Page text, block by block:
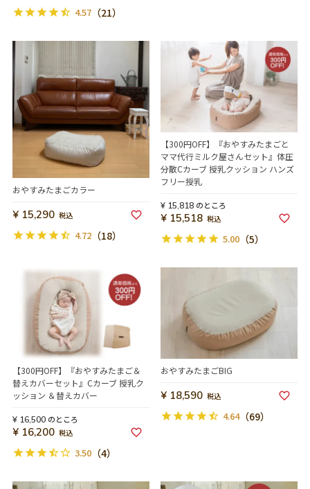
4.57（21）
おやすみたまごカラー
¥ 15,290 税込
4.72（18）
【300円OFF】『おやすみたまごと
ママ代行ミルク屋さんセット』体圧
分散Cカーブ 授乳クッション ハンズ
フリー授乳
¥ 15,818 のところ
¥ 15,518 税込
5.00 （5）
【300円OFF】『おやすみたまご＆
替えカバーセット』Cカーブ 授乳ク
ッション ＆替えカバー
¥ 16,500 のところ
¥ 16,200 税込
3.50（4）
おやすみたまごBIG
¥ 18,590 税込
4.64（69）